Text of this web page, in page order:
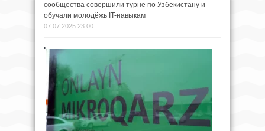
сообщества совершили турне по Узбекистану и
обучали молодёжь IT-навыкам
07.07.2025 23:00